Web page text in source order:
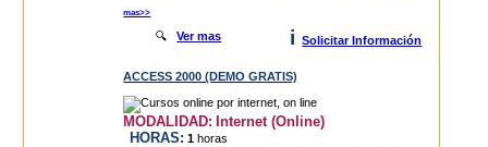
mas>>
🔍Ver mas i Solicitar Información
ACCESS 2000 (DEMO GRATIS)
MODALIDAD: Internet (Online)
HORAS: 1 horas